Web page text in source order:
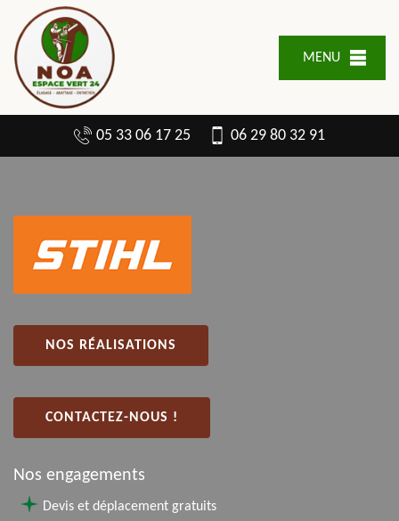
MENU
05 33 06 17 25 06 29 80 32 91
NOS RÉALISATIONS
CONTACTEZ-NOUS !
Nos engagements
Devis et déplacement gratuits